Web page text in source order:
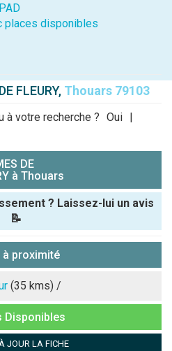
places disponibles
FLEURY, Thouars 79103
à votre recherche ? Oui |
DE
à Thouars
? Laissez-lui un avis
📝
attribuer :
à proximité
(35 kms) /
Disponibles
JOUR LA FICHE